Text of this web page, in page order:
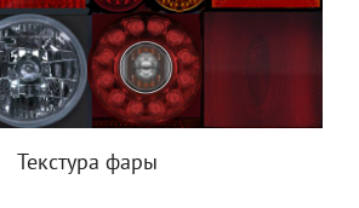
Текстура фары